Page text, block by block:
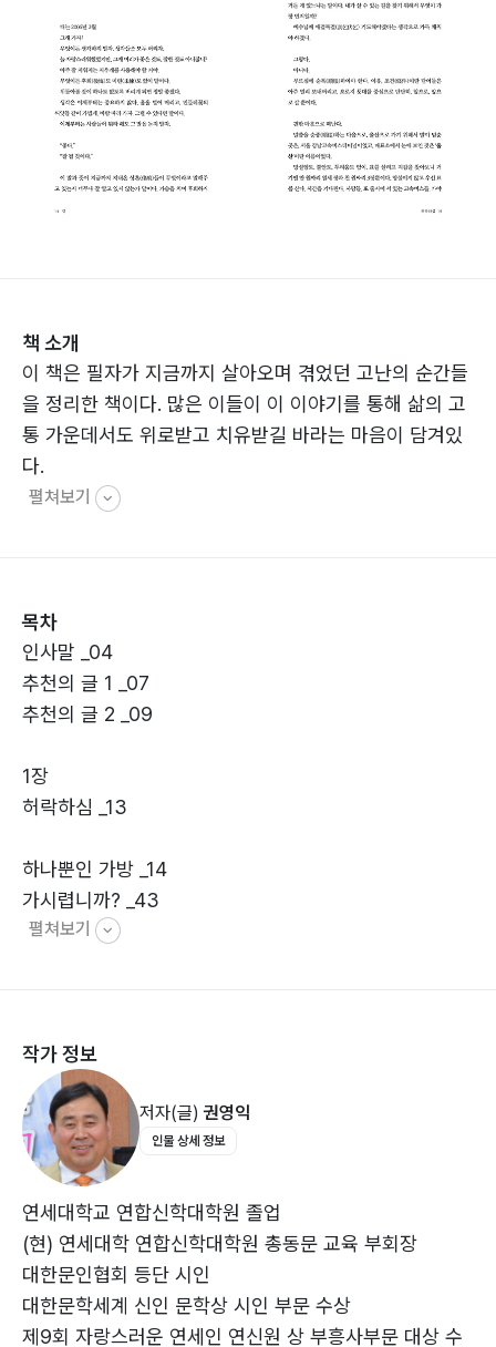
책 소개
이 책은 필자가 지금까지 살아오며 겪었던 고난의 순간들
을 정리한 책이다. 많은 이들이 이 이야기를 통해 삶의 고
통 가운데서도 위로받고 치유받길 바라는 마음이 담겨있
다.
펼쳐보기
목차
인사말 _04
추천의 글 1 _07
추천의 글 2 _09
1장
허락하심 _13
하나뿐인 가방 _14
가시렵니까? _43
그래도 찾았는데 _72
허락된 아픔들 _85
그래 해야지 _90
성인아이란? _102
3장
살고 죽는 일 _115
펼쳐보기
작가 정보
저자(글) 권영익
인물 상세 정보
연세대학교 연합신학대학원 졸업
(현) 연세대학 연합신학대학원 총동문 교육 부회장
대한문인협회 등단 시인
대한문학세계 신인 문학상 시인 부문 수상
제9회 자랑스러운 연세인 연신원 상 부흥사부문 대상 수